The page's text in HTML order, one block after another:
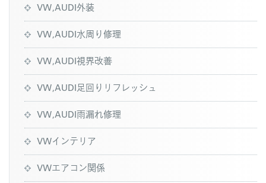
VW,AUDI外装
VW,AUDI水周り修理
VW,AUDI視界改善
VW,AUDI足回りリフレッシュ
VW,AUDI雨漏れ修理
VWインテリア
VWエアコン関係